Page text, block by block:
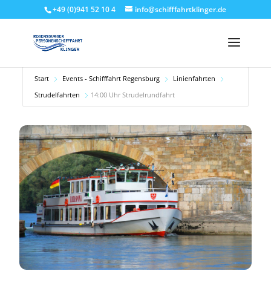
+49 (0)941 52 10 4 info@schifffahrtklinger.de
Start Events - Schifffahrt Regensburg
Linienfahrten
Strudelfahrten
14:00 Uhr Strudelrundfahrt